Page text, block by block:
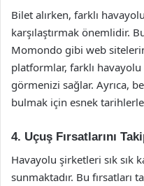
Bilet alırken, farklı
karşılaştırmak önemlidir.
Momondo gibi web
platformlar, farklı
görmenizi sağlar. Ayrıca,
bulmak için esnek
4. Uçuş Fırsatlarını
Havayolu şirketleri sık sık
sunmaktadır. Bu fırsatları